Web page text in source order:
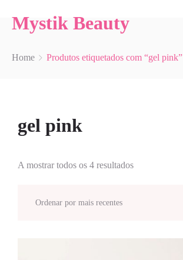
Mystik Beauty
Home Produtos etiquetados com “gel pink”
gel pink
A mostrar todos os 4 resultados